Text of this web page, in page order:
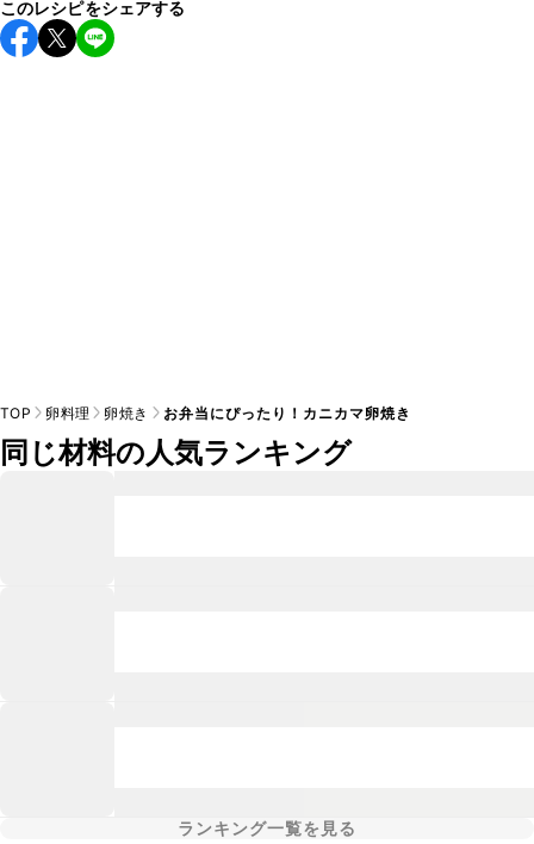
保存期間は冷蔵で翌日中が目安です。なるべくお早めにお召
し上がりください。
このレシピをシェアする
TOP 卵料理 卵焼き お弁当にぴったり！カニカマ卵焼き
同じ材料の人気ランキング
ランキング一覧を見る